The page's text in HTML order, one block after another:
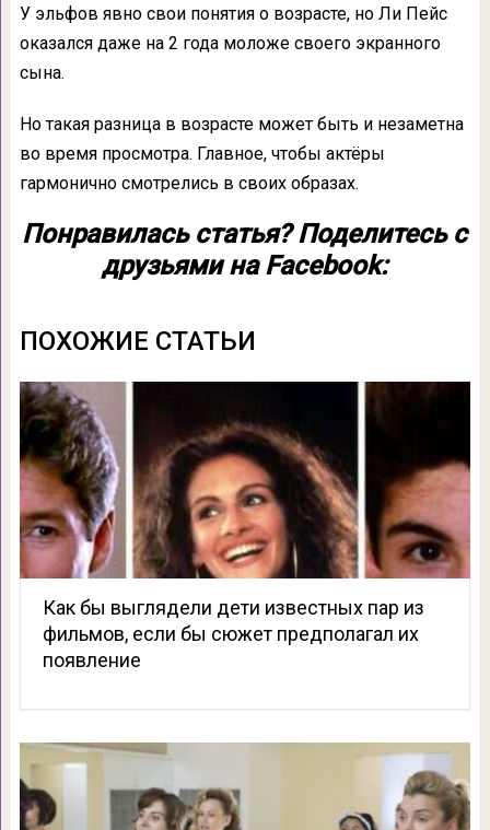
У эльфов явно свои понятия о возрасте, но Ли Пейс
оказался даже на 2 года моложе своего экранного
сына.
Но такая разница в возрасте может быть и незаметна
во время просмотра. Главное, чтобы актёры
гармонично смотрелись в своих образах.
Понравилась статья? Поделитесь с
друзьями на Facebook:
ПОХОЖИЕ СТАТЬИ
Как бы выглядели дети известных пар из
фильмов, если бы сюжет предполагал их
появление